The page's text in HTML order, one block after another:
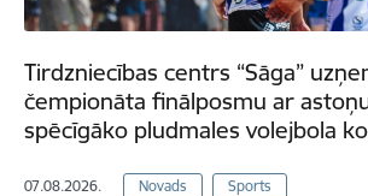
Tirdzniecības centrs “Sāga”
čempionāta finālposmu ar
spēcīgāko pludmales volejbola
07.08.2026. Novads Sports